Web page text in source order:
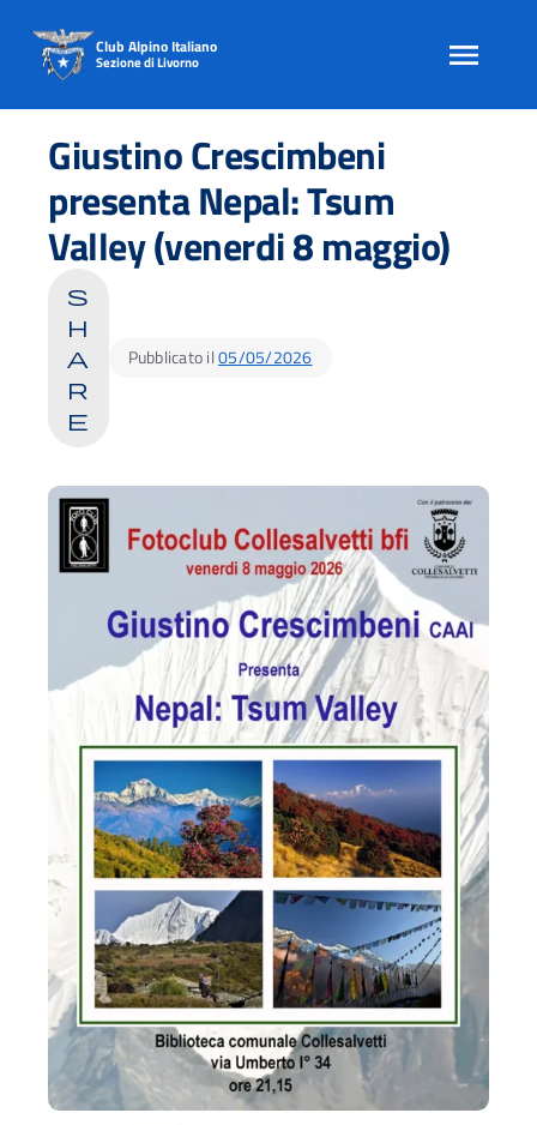
content
Club Alpino Italiano
Sezione di Livorno
Giustino Crescimbeni
presenta Nepal: Tsum
Valley (venerdi 8 maggio)
s
h
a
r
e
Pubblicato il05/05/2026